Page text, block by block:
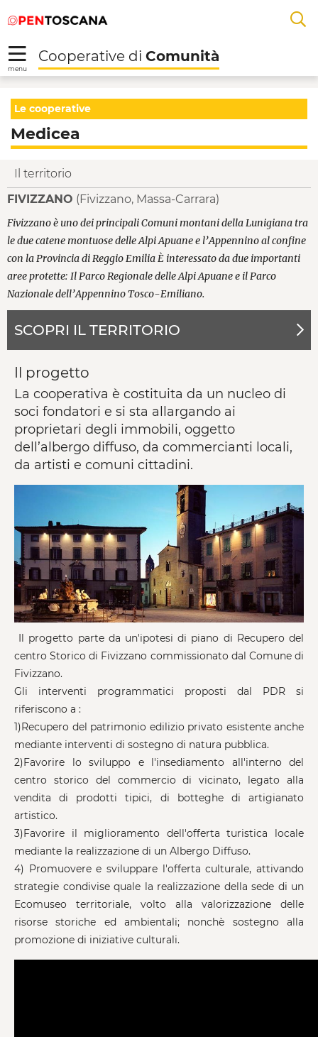
Skip to Main Content
alal
menu
Cooperative di Comunità
Medicea -
Le cooperative
Medicea
Il territorio
FIVIZZANO (Fivizzano, Massa-Carrara)
Fivizzano è uno dei principali Comuni montani della Lunigiana tra
le due catene montuose delle Alpi Apuane e l’Appennino al confine
con la Provincia di Reggio Emilia È interessato da due importanti
aree protette: Il Parco Regionale delle Alpi Apuane e il Parco
Nazionale dell’Appennino Tosco-Emiliano.
SCOPRI IL TERRITORIO
Il progetto
La cooperativa è costituita da un nucleo di
soci fondatori e si sta allargando ai
proprietari degli immobili, oggetto
dell’albergo diffuso, da commercianti locali,
da artisti e comuni cittadini.
Il progetto parte da un'ipotesi di piano di Recupero del
centro Storico di Fivizzano commissionato dal Comune di
Fivizzano.
Gli interventi programmatici proposti dal PDR si
riferiscono a :
1)Recupero del patrimonio edilizio privato esistente anche
mediante interventi di sostegno di natura pubblica.
2)Favorire lo sviluppo e l'insediamento all'interno del
centro storico del commercio di vicinato, legato alla
vendita di prodotti tipici, di botteghe di artigianato
artistico.
3)Favorire il miglioramento dell'offerta turistica locale
mediante la realizzazione di un Albergo Diffuso.
4) Promuovere e sviluppare l'offerta culturale, attivando
strategie condivise quale la realizzazione della sede di un
Ecomuseo territoriale, volto alla valorizzazione delle
risorse storiche ed ambientali; nonchè sostegno alla
promozione di iniziative culturali.